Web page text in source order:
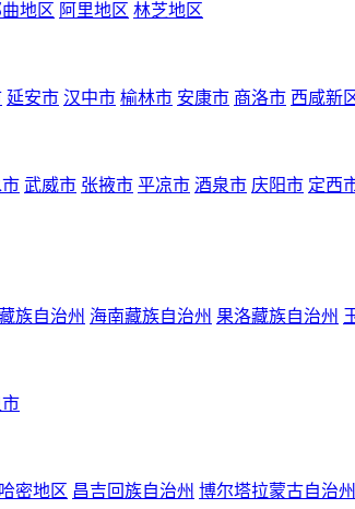
地区 阿里地区 林芝地区
延安市 汉中市 榆林市 安康市 商洛市 西咸新
武威市 张掖市 平凉市 酒泉市 庆阳市 定西
族自治州 海南藏族自治州 果洛藏族自治州
哈密地区 昌吉回族自治州 博尔塔拉蒙古自治州